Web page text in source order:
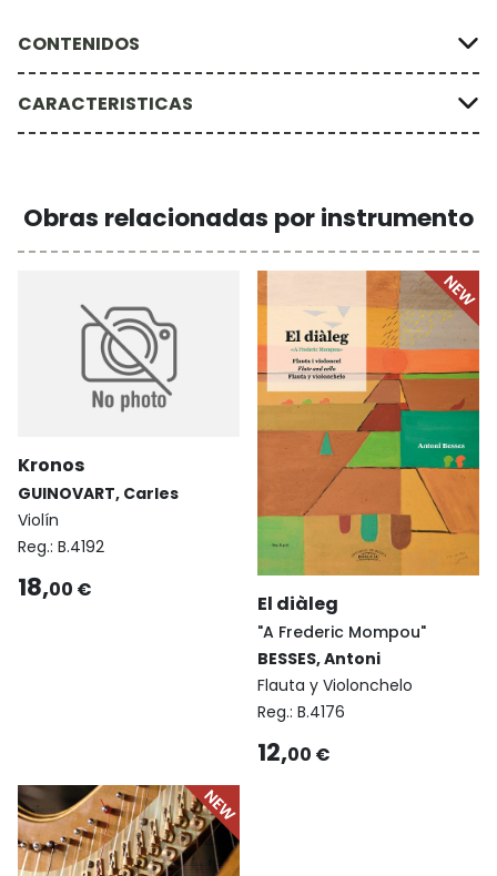
CONTENIDOS
CARACTERISTICAS
Obras relacionadas por instrumento
Kronos
GUINOVART, Carles
Violín
Reg.: B.4192
18,00 €
El diàleg
"A Frederic Mompou"
BESSES, Antoni
Flauta y Violonchelo
Reg.: B.4176
12,00 €